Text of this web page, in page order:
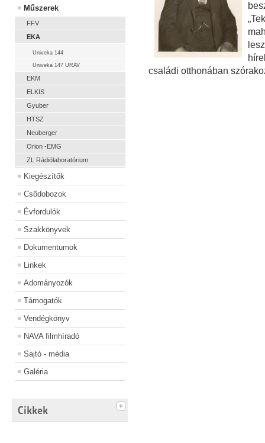
Műszerek
FFV
EKA
Univeka 144
Univeka 147 URAV
EKM
ELKIS
Gyuber
HTSZ
Neuberger
Orion -EMG
ZL Rádiólaboratórium
Kiegészítők
Csődobozok
Évfordulók
Szakkönyvek
Dokumentumok
Linkek
Adományozók
Támogatók
Vendégkönyv
NAVA filmhíradó
Sajtó - média
Galéria
Cikkek
családi otthonában